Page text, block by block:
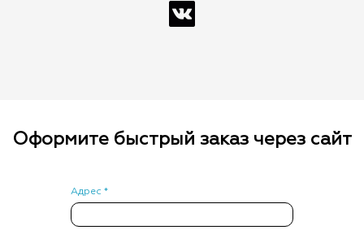
Оформите быстрый заказ через сайт
Адрес *